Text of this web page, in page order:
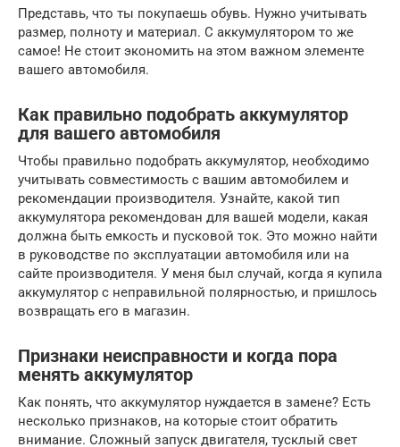
Представь, что ты покупаешь обувь. Нужно учитывать
размер, полноту и материал. С аккумулятором то же
самое! Не стоит экономить на этом важном элементе
вашего автомобиля.
Как правильно подобрать аккумулятор
для вашего автомобиля
Чтобы правильно подобрать аккумулятор, необходимо
учитывать совместимость с вашим автомобилем и
рекомендации производителя. Узнайте, какой тип
аккумулятора рекомендован для вашей модели, какая
должна быть емкость и пусковой ток. Это можно найти
в руководстве по эксплуатации автомобиля или на
сайте производителя. У меня был случай, когда я купила
аккумулятор с неправильной полярностью, и пришлось
возвращать его в магазин.
Признаки неисправности и когда пора
менять аккумулятор
Как понять, что аккумулятор нуждается в замене? Есть
несколько признаков, на которые стоит обратить
внимание. Сложный запуск двигателя, тусклый свет